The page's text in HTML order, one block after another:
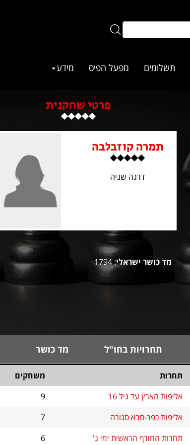
תשלומים מפעל הפיס מידע
פרטי שחקנית
תמרה קוזבלבה
דרגה שניה
מד כושר ישראלי: 1794
תחרויות בחו"ל מד כושר
תחרות משחקים
אליפות הארץ עד גיל 16 9
אליפות כפר-סבא סגורה 7
תחרות החורף הראשית ימי ג' 6